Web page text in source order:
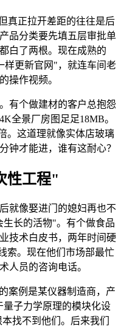
真正拉开差距的往往是后
品分类要先填五层审批单
白了两根。现在成熟的
样更新官网"，就连车间老
操作视频。
有个做建材的客户总抱怨
全景厂房图足足18MB。
。这道理就像实体店玻璃
钟才能进，谁有这耐心？
性工程"
就像娶进门的媳妇再也不
长的活物"。有个做食品
技术白皮书，两年时间硬
索。现在他们市场部最忙
人员的咨询电话。
案例是某仪器制造商，产
子力学原理的模块化设
找不到他们。后来我们